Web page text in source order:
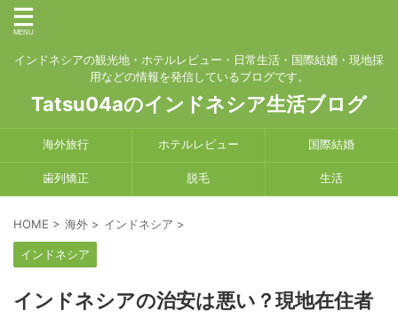
インドネシアの観光地・ホテルレビュー・日常生活・国際結婚・現地採
用などの情報を発信しているブログです。
Tatsu04aのインドネシア生活ブログ
海外旅行 ホテルレビュー 国際結婚
歯列矯正 脱毛 生活
HOME > 海外 > インドネシア >
インドネシア
インドネシアの治安は悪い？現地在住者